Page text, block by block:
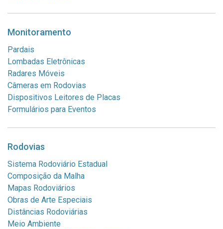
Monitoramento
Pardais
Lombadas Eletrônicas
Radares Móveis
Câmeras em Rodovias
Dispositivos Leitores de Placas
Formulários para Eventos
Rodovias
Sistema Rodoviário Estadual
Composição da Malha
Mapas Rodoviários
Obras de Arte Especiais
Distâncias Rodoviárias
Meio Ambiente